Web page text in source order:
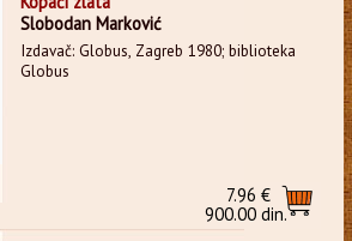
Slobodan Marković
Izdavač: Globus, Zagreb 1980; biblioteka
Globus
7.96 €
900.00 din.